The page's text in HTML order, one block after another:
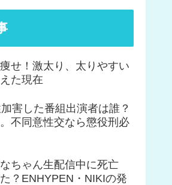
せ！激太り、太りやすい
た現在
害した番組出演者は誰？
不同意性交なら懲役刑必
ちゃん生配信中に死亡
？ENHYPEN・NIKIの発